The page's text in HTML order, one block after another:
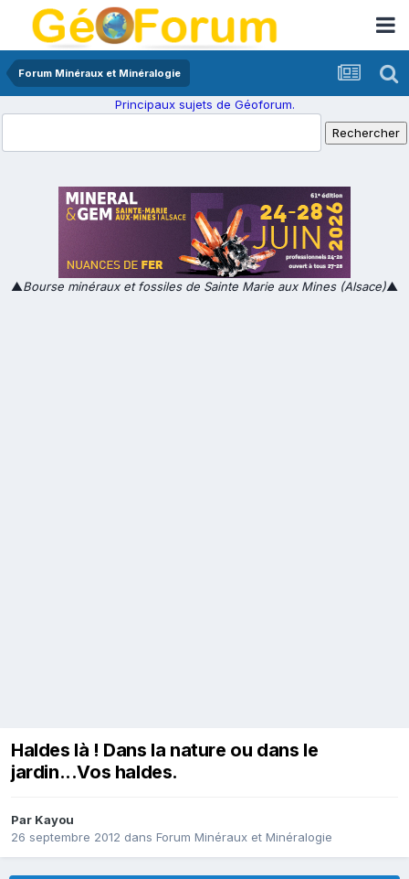
Forum Minéraux et Minéralogie
Principaux sujets de Géoforum.
▲Bourse minéraux et fossiles de Sainte Marie aux Mines (Alsace)▲
Haldes là ! Dans la nature ou dans le
jardin...Vos haldes.
Par Kayou
26 septembre 2012 dans Forum Minéraux et Minéralogie